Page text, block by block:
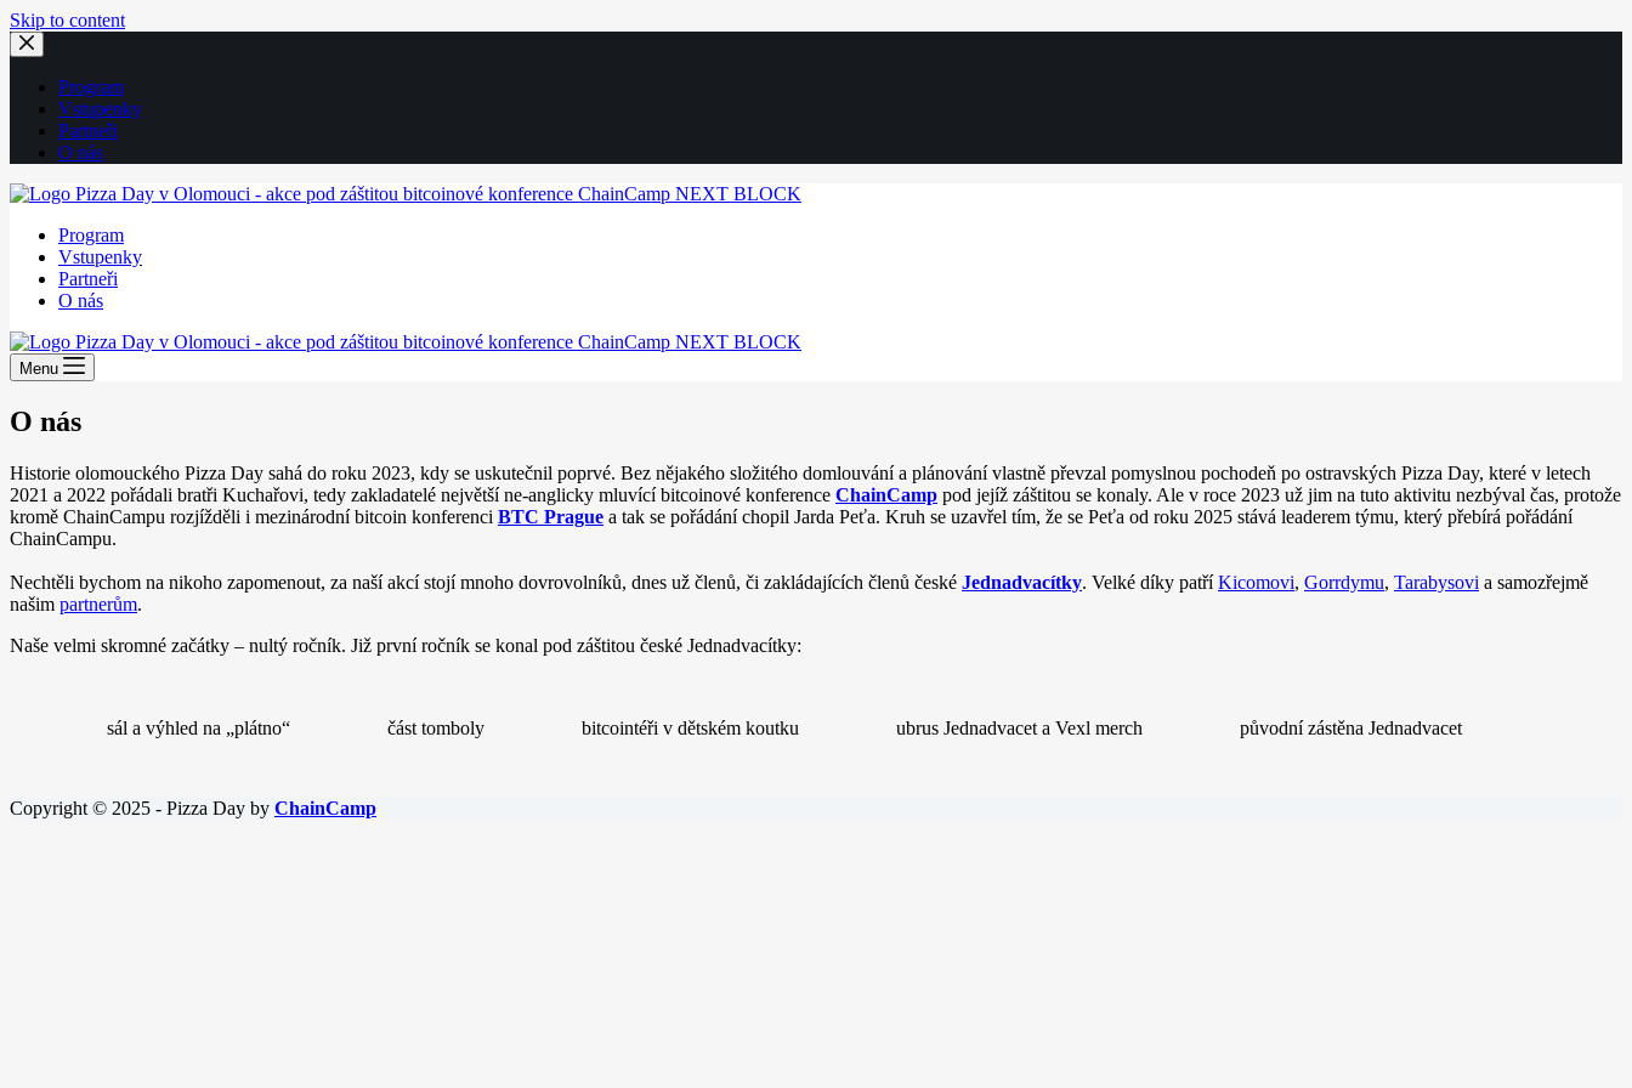
Skip to content
Program
Vstupenky
Partneři
O nás
Program
Vstupenky
Partneři
O nás
Menu
O nás
Historie olomouckého Pizza Day sahá do roku 2023, kdy se uskutečnil poprvé. Bez nějakého složitého domlouvání a plánování vlastně převzal pomyslnou pochodeň po ostravských Pizza Day, které v letech
2021 a 2022 pořádali bratři Kuchařovi, tedy zakladatelé největší ne-anglicky mluvící bitcoinové konference ChainCamp pod jejíž záštitou se konaly. Ale v roce 2023 už jim na tuto aktivitu nezbýval čas, protože
kromě ChainCampu rozjížděli i mezinárodní bitcoin konferenci BTC Prague a tak se pořádání chopil Jarda Peťa. Kruh se uzavřel tím, že se Peťa od roku 2025 stává leaderem týmu, který přebírá pořádání
ChainCampu.
Nechtěli bychom na nikoho zapomenout, za naší akcí stojí mnoho dovrovolníků, dnes už členů, či zakládajících členů české Jednadvacítky. Velké díky patříKicomovi, Gorrdymu, Tarabysovi a samozřejmě
našim partnerům.
Naše velmi skromné začátky – nultý ročník. Již první ročník se konal pod záštitou české Jednadvacítky:
sál a výhled na „plátno“ část tomboly bitcointéři v dětském koutku ubrus Jednadvacet a Vexl merch původní zástěna Jednadvacet
Copyright © 2025 - Pizza Day by ChainCamp